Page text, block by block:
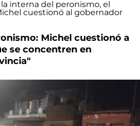
Michel cuestionó a
se concentren en